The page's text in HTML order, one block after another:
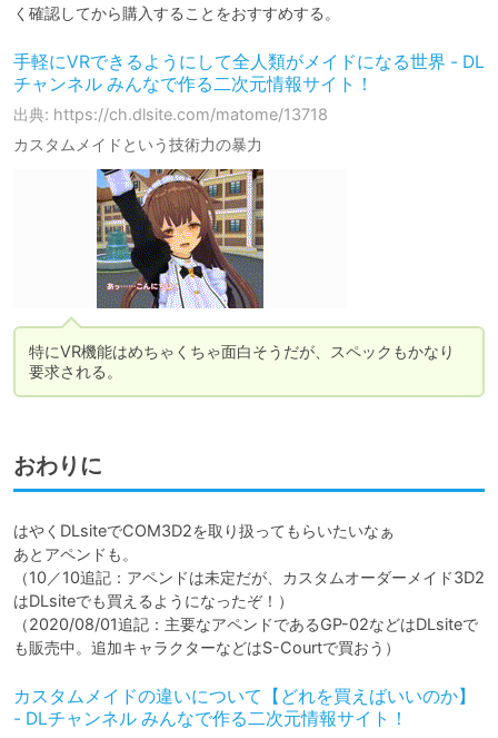
く確認してから購入することをおすすめする。
手軽にVRできるようにして全人類がメイドになる世界 - DL
チャンネル みんなで作る二次元情報サイト！
出典: https://ch.dlsite.com/matome/13718
カスタムメイドという技術力の暴力
特にVR機能はめちゃくちゃ面白そうだが、スペックもかなり
要求される。
おわりに
はやくDLsiteでCOM3D2を取り扱ってもらいたいなぁ
あとアペンドも。
（10／10追記：アペンドは未定だが、カスタムオーダーメイド3D2
はDLsiteでも買えるようになったぞ！）
（2020/08/01追記：主要なアペンドであるGP-02などはDLsiteで
も販売中。追加キャラクターなどはS-Courtで買おう）
カスタムメイドの違いについて【どれを買えばいいのか】
- DLチャンネル みんなで作る二次元情報サイト！